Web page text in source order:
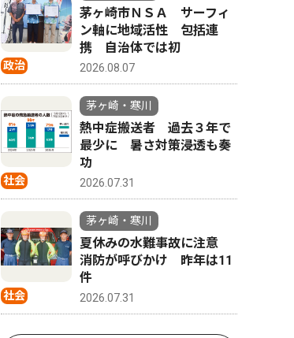
政治
茅ヶ崎市ＮＳＡ サーフィ
ン軸に地域活性 包括連
携 自治体では初
2026.08.07
社会
茅ヶ崎・寒川
熱中症搬送者 過去３年で
最少に 暑さ対策浸透も奏
功
2026.07.31
社会
茅ヶ崎・寒川
夏休みの水難事故に注意
消防が呼びかけ 昨年は11
件
2026.07.31